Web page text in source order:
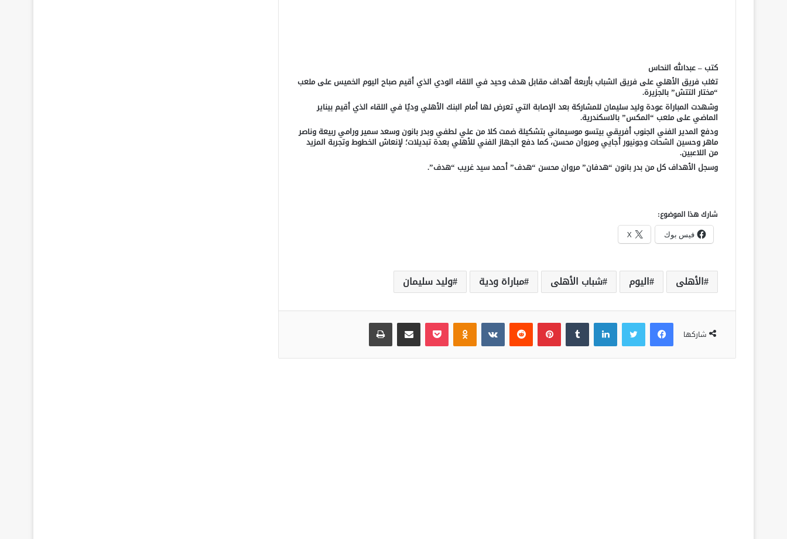
كتب – عبدالله النحاس
تغلب فريق الأهلي على فريق الشباب بأربعة أهداف مقابل هدف وحيد في اللقاء الودي الذي أقيم صباح اليوم الخميس على ملعب
“مختار التتش” بالجزيرة.
وشهدت المباراة عودة وليد سليمان للمشاركة بعد الإصابة التي تعرض لها أمام البنك الأهلي وديًا في اللقاء الذي أقيم بيناير
الماضي على ملعب “المكس” بالاسكندرية.
ودفع المدير الفني الجنوب أفريقي بيتسو موسيماني بتشكيلة ضمت كلا من علي لطفي وبدر بانون وسعد سمير ورامي ربيعة وناصر
ماهر وحسين الشحات وجونيور أجايي ومروان محسن، كما دفع الجهاز الفني للأهلي بعدة تبديلات؛ لإنعاش الخطوط وتجربة المزيد
من اللاعبين.
وسجل الأهداف كل من بدر بانون “هدفان” مروان محسن “هدف” أحمد سيد غريب “هدف”.
شارك هذا الموضوع:
فيس بوك X
الأهلى اليوم شباب الأهلى مباراة ودية وليد سليمان
شاركها
فيسبوك لينكدإن بينتيريست بوكيت